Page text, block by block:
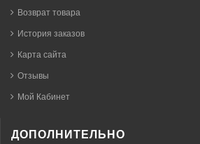
Возврат товара
История заказов
Карта сайта
Отзывы
Мой Кабинет
ДОПОЛНИТЕЛЬНО